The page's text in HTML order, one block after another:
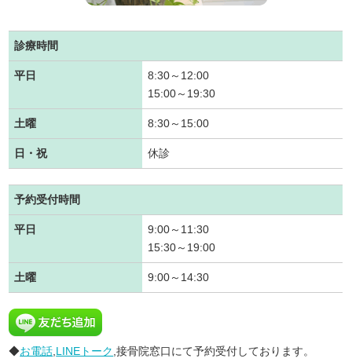
診療時間
平日
8:30～12:00
15:00～19:30
土曜 8:30～15:00
日・祝 休診
予約受付時間
平日
9:00～11:30
15:30～19:00
土曜 9:00～14:30
◆お電話 LINEトーク ,接骨院窓口にて予約受付しております。